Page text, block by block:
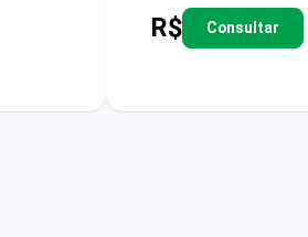
R$ Consultar